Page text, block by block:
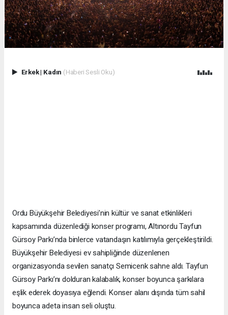
Erkek| Kadın (Haberi Sesli Oku)
Ordu Büyükşehir Belediyesi’nin kültür ve sanat etkinlikleri
kapsamında düzenlediği konser programı, Altınordu Tayfun
Gürsoy Parkı’nda binlerce vatandaşın katılımıyla gerçekleştirildi.
Büyükşehir Belediyesi ev sahipliğinde düzenlenen
organizasyonda sevilen sanatçı Semicenk sahne aldı. Tayfun
Gürsoy Parkı’nı dolduran kalabalık, konser boyunca şarkılara
eşlik ederek doyasıya eğlendi. Konser alanı dışında tüm sahil
boyunca adeta insan seli oluştu.